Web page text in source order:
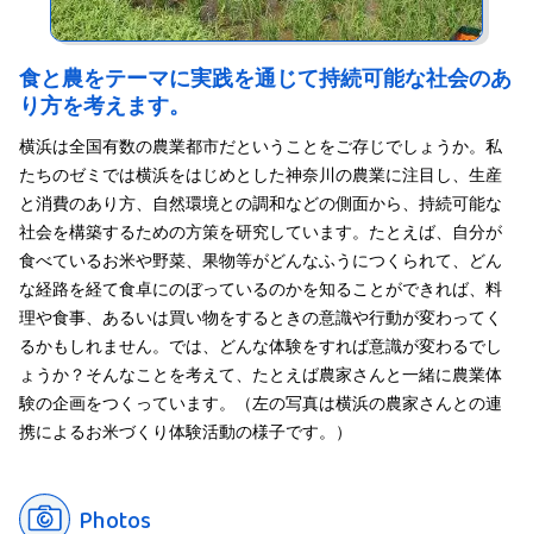
か？
食と農をテーマに実践を通じて持続可能な社会のあ
り方を考えます。
横浜は全国有数の農業都市だということをご存じでしょうか。私
たちのゼミでは横浜をはじめとした神奈川の農業に注目し、生産
と消費のあり方、自然環境との調和などの側面から、持続可能な
社会を構築するための方策を研究しています。たとえば、自分が
食べているお米や野菜、果物等がどんなふうにつくられて、どん
な経路を経て食卓にのぼっているのかを知ることができれば、料
理や食事、あるいは買い物をするときの意識や行動が変わってく
るかもしれません。では、どんな体験をすれば意識が変わるでし
ょうか？そんなことを考えて、たとえば農家さんと一緒に農業体
験の企画をつくっています。（左の写真は横浜の農家さんとの連
携によるお米づくり体験活動の様子です。）
Photos